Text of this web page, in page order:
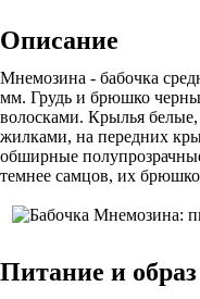
Описание
Мнемозина - бабочка
мм. Грудь и брюшко
волосками. Крылья
жилками, на передних
обширные
темнее самцов, их
Питание и